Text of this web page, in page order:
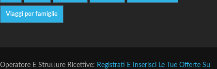
Viaggi per famiglie
Operatore E Strutture Ricettive: Registrati E Inserisci Le Tue Offerte Su